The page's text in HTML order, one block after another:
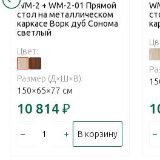
WM-2 + WM-2-01 Прямой
стол на металлическом
каркасе Ворк дуб Сонома
светлый
Цвет:
Размер (Д×Ш×В):
150×65×77 см
10 814 ₽
– + В корзину –